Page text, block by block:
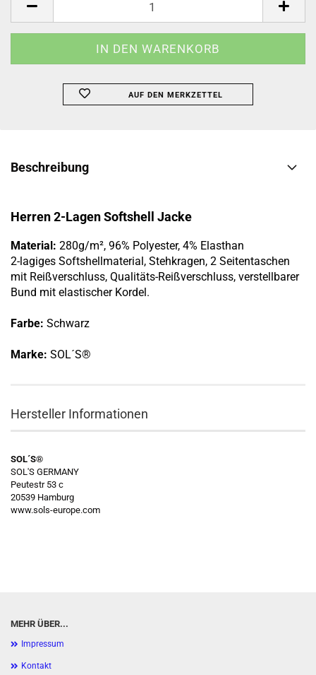
AUF DEN MERKZETTEL
Beschreibung
Herren 2-Lagen Softshell Jacke
Material: 280g/m², 96% Polyester, 4% Elasthan
2-lagiges Softshellmaterial, Stehkragen, 2 Seitentaschen
mit Reißverschluss, Qualitäts-Reißverschluss, verstellbarer
Bund mit elastischer Kordel.
Farbe: Schwarz
Marke: SOL´S®
Hersteller Informationen
SOL´S®
SOL'S GERMANY
Peutestr 53 c
20539 Hamburg
www.sols-europe.com
MEHR ÜBER...
Impressum
Kontakt